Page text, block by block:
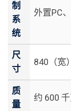
制
系
统
外置PC
尺
寸
840（宽
质
量
约 600